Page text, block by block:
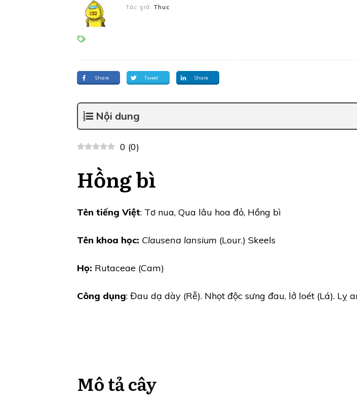
Tác giả: Thuc
Share Tweet Share
Nội dung
0 (0)
Hồng bì
Tên tiếng Việt: Tơ nua, Qua lâu hoa đỏ, Hồng bì
Tên khoa học: Clausena lansium (Lour.) Skeels
Họ: Rutaceae (Cam)
Công dụng: Đau dạ dày (Rễ). Nhọt độc sưng đau, lở loét (Lá). Lỵ
Mô tả cây